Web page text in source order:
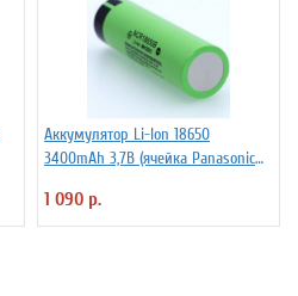
Аккумулятор Li-Ion 18650
3400mAh 3,7В (ячейка Panasonic
1 090 р.